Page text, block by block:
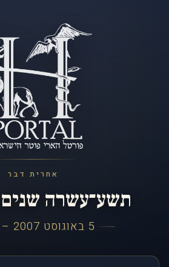
אחרית דבר
תשע־עשרה
5 באוגוסט 2007 – 2026